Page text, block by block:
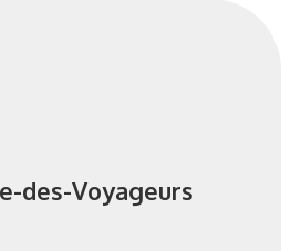
des-Voyageurs